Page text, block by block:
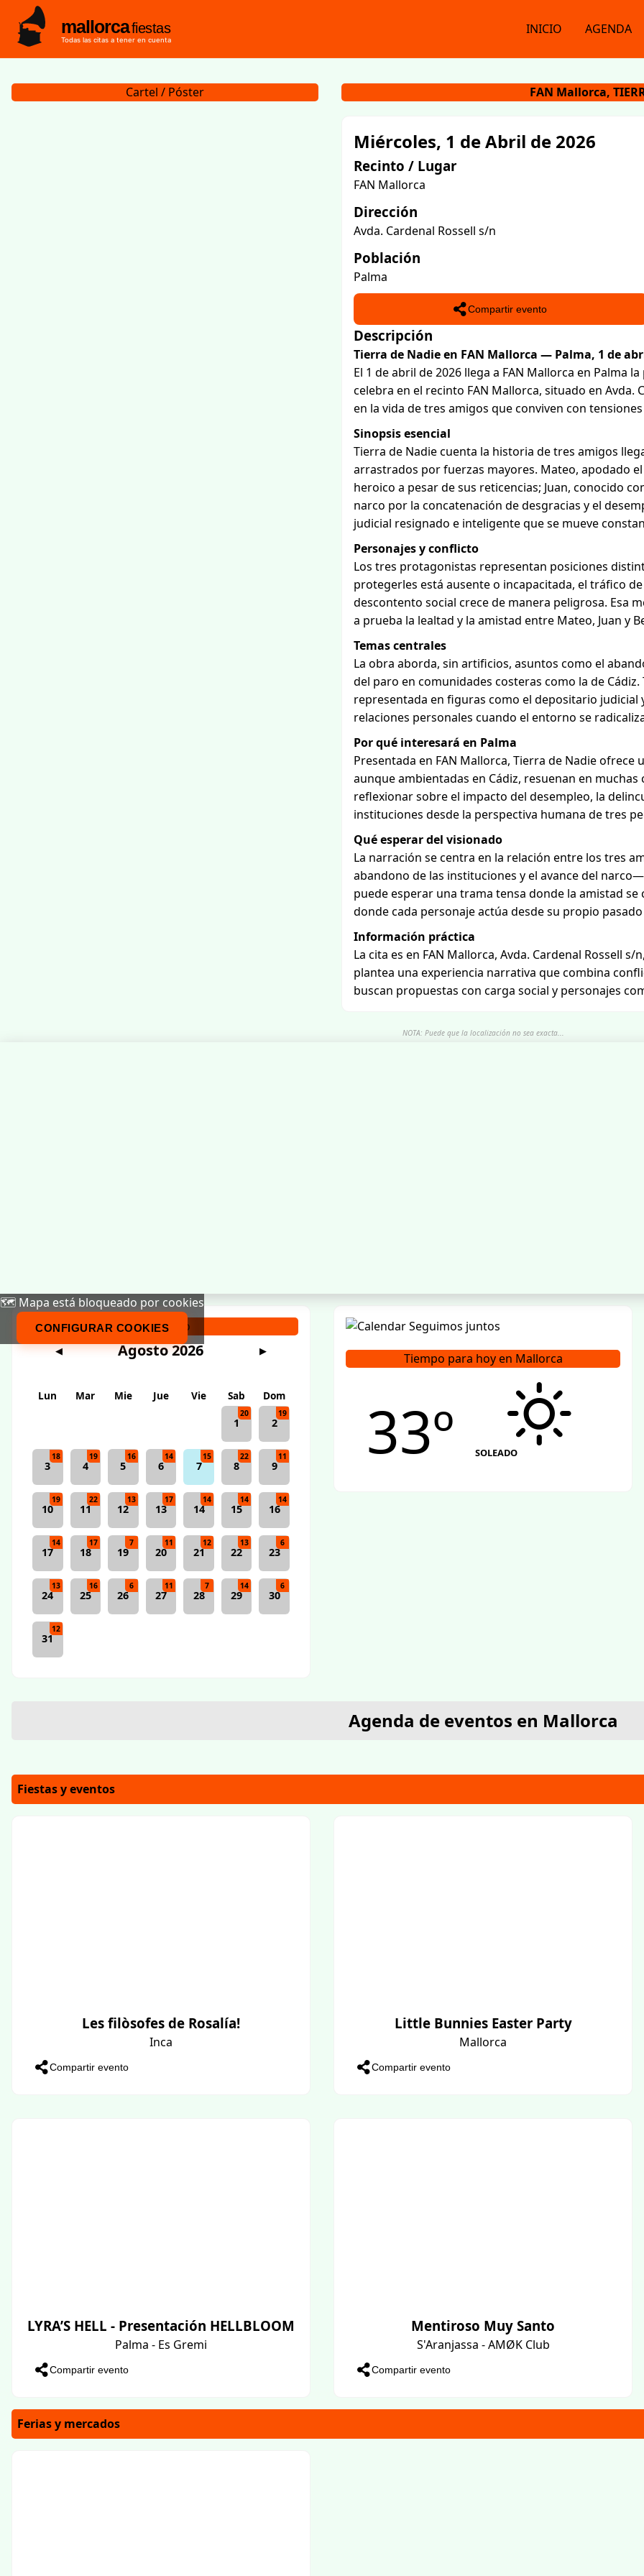
mallorcafiestas
Todas las citas a tener en cuenta
INICIO AGENDA
Cartel / Póster FAN Mallorca,
Miércoles, 1 de Abril de 2026
Recinto / Lugar
FAN Mallorca
Dirección
Avda. Cardenal Rossell s/n
Población
Palma
Compartir evento
Descripción
Tierra de Nadie en FAN Mallorca — Palma, 1 de
El 1 de abril de 2026 llega a FAN Mallorca en Palma
celebra en el recinto FAN Mallorca, situado en
en la vida de tres amigos que conviven con
Sinopsis esencial
Tierra de Nadie cuenta la historia de tres amigos
arrastrados por fuerzas mayores. Mateo, apodado
heroico a pesar de sus reticencias; Juan, conocido
narco por la concatenación de desgracias y el
judicial resignado e inteligente que se mueve
Personajes y conflicto
Los tres protagonistas representan posiciones
protegerles está ausente o incapacitada, el tráfico
descontento social crece de manera peligrosa. Esa
a prueba la lealtad y la amistad entre Mateo, Juan y
Temas centrales
La obra aborda, sin artificios, asuntos como el
del paro en comunidades costeras como la de
representada en figuras como el depositario judicial
relaciones personales cuando el entorno se
Por qué interesará en Palma
Presentada en FAN Mallorca, Tierra de Nadie
aunque ambientadas en Cádiz, resuenan en
reflexionar sobre el impacto del desempleo, la
instituciones desde la perspectiva humana de tres
Qué esperar del visionado
La narración se centra en la relación entre los tres
abandono de las instituciones y el avance del
puede esperar una trama tensa donde la amistad
donde cada personaje actúa desde su propio
Información práctica
La cita es en FAN Mallorca, Avda. Cardenal Rossell
plantea una experiencia narrativa que combina
buscan propuestas con carga social y personajes
NOTA: Puede que la localización no sea exacta...
🗺️ Mapa está bloqueado por cookies
CONFIGURAR COOKIES
Calendario
◀ Agosto 2026 ▶
Lun Mar Mie Jue Vie Sab
Dom
1
20
2
19
3
18
4
19
5
16
6
14
7
15
8
22
9
11
10
19
11
22
12
13
13
17
14
14
15
14
16
14
17
14
18
17
19
7
20
11
21
12
22
13
23
6
24
13
25
16
26
6
27
11
28
7
29
14
30
6
31
12
Tiempo para hoy en Mallorca
33º SOLEADO
Agenda de eventos en Mallorca
Fiestas y eventos
Les filòsofes de Rosalía!
Inca
Compartir evento
Little Bunnies Easter Party
Mallorca
Compartir evento
LYRA’S HELL - Presentación HELLBLOOM
Palma - Es Gremi
Compartir evento
Mentiroso Muy Santo
S'Aranjassa - AMØK Club
Compartir evento
Ferias y mercados